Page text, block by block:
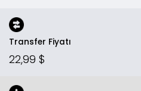
Transfer Fiyatı
22,99 $